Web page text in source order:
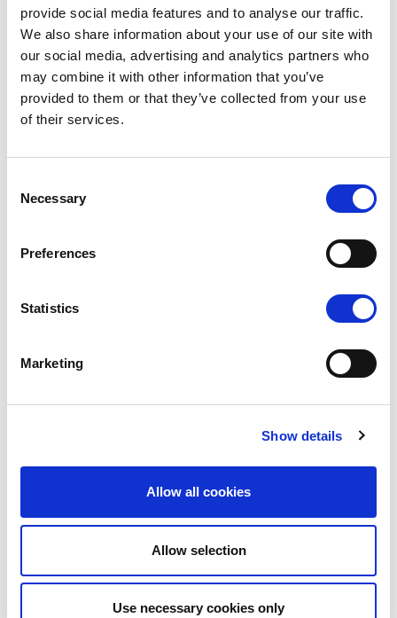
provide social media features and to analyse our traffic.
We also share information about your use of our site with
our social media, advertising and analytics partners who
may combine it with other information that you’ve
provided to them or that they’ve collected from your use
of their services.
Selection
Necessary
Preferences
Statistics
Marketing
Show details
Allow all cookies
Allow selection
Use necessary cookies only
SECURITATE